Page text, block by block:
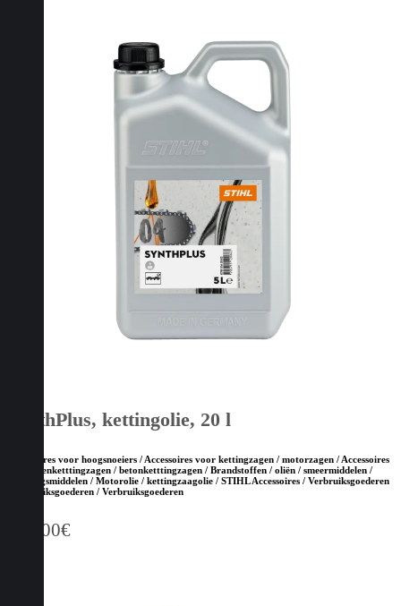
SynthPlus, kettingolie, 20 l
Accessoires voor hoogsnoeiers / Accessoires voor kettingzagen / motorzagen / Accessoires
voor steenketttingzagen / betonketttingzagen / Brandstoffen / oliën / smeermiddelen /
reinigingsmiddelen / Motorolie / kettingzaagolie / STIHL Accessoires / Verbruiksgoederen
/ Verbruiksgoederen / Verbruiksgoederen
120,00€